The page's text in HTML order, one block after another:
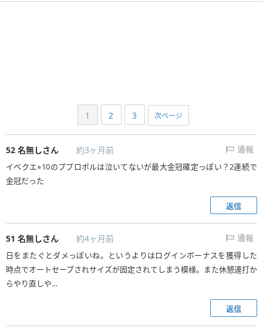
1 2 3 次ページ
52 名無しさん 約3ヶ月前 通報
イベクエ⭐︎10のププロポルは泣いてないが最大金冠確定っぽい？2連続で
金冠だった
返信
51 名無しさん 約4ヶ月前 通報
日をまたぐとダメっぽいね。というよりはログインボーナスを獲得した
時点でオートセーブされサイズが固定されてしまう模様。また休憩連打か
らやり直しや…
返信